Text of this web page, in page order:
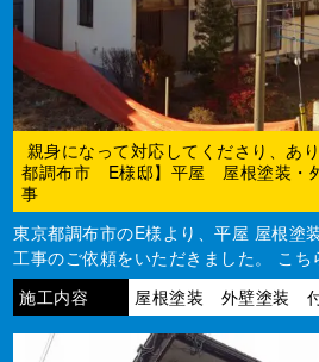
親身になって対応してくださり、あ
都調布市 E様邸】平屋 屋根塗装・
事
東京都調布市のE様より、平屋 屋根塗
工事のご依頼をいただきました。 こち
施工内容
屋根塗装 外壁塗装